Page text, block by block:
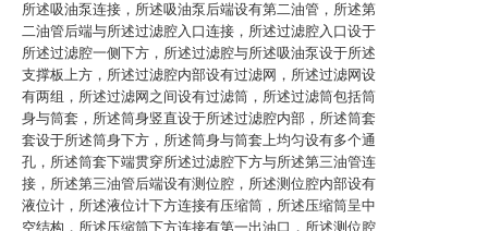
所述吸油泵连接，所述吸油泵后端设有第二油管，所述第
二油管后端与所述过滤腔入口连接，所述过滤腔入口设于
所述过滤腔一侧下方，所述过滤腔与所述吸油泵设于所述
支撑板上方，所述过滤腔内部设有过滤网，所述过滤网设
有两组，所述过滤网之间设有过滤筒，所述过滤筒包括筒
身与筒套，所述筒身竖直设于所述过滤腔内部，所述筒套
套设于所述筒身下方，所述筒身与筒套上均匀设有多个通
孔，所述筒套下端贯穿所述过滤腔下方与所述第三油管连
接，所述第三油管后端设有测位腔，所述测位腔内部设有
液位计，所述液位计下方连接有压缩筒，所述压缩筒呈中
空结构，所述压缩筒下方连接有第一出油口，所述测位腔